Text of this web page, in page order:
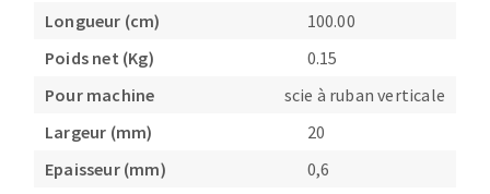
Longueur (cm)
100.00
Poids net (Kg)
0.15
Pour machine
scie à ruban verticale
Largeur (mm)
20
Epaisseur (mm)
0,6